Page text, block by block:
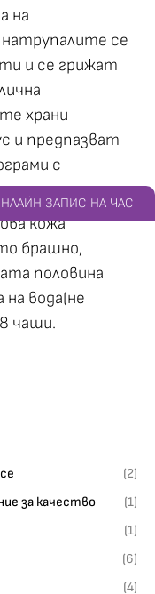
на
се
и се грижат
храни
и предпазват
с
кожа
брашно,
половина
вода(не
чаши.
(2)
за качество
(1)
(1)
(6)
(4)
ЗАПИС НА ЧАС